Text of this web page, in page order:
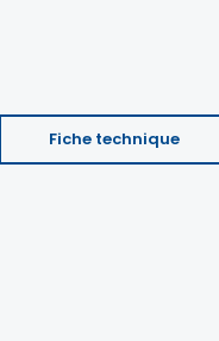
Fiche technique